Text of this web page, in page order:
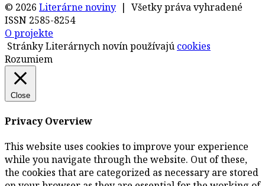
© 2026 Literárne noviny | Všetky práva vyhradené
ISSN 2585-8254
O projekte
Stránky Literárnych novín používajú cookies
Rozumiem
Close
Privacy Overview
This website uses cookies to improve your experience
while you navigate through the website. Out of these,
the cookies that are categorized as necessary are stored